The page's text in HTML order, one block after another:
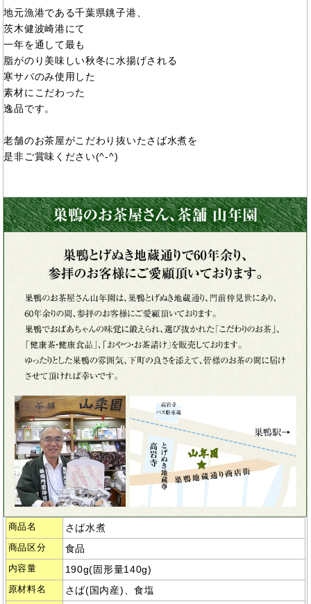
地元漁港である千葉県銚子港、
茨木健波崎港にて
一年を通して最も
脂がのり美味しい秋冬に水揚げされる
寒サバのみ使用した
素材にこだわった
逸品です。
老舗のお茶屋がこだわり抜いたさば水煮を
是非ご賞味ください(^-^)
商品名 さば水煮
商品区分 食品
内容量 190g(固形量140g)
原材料名 さば(国内産)、食塩